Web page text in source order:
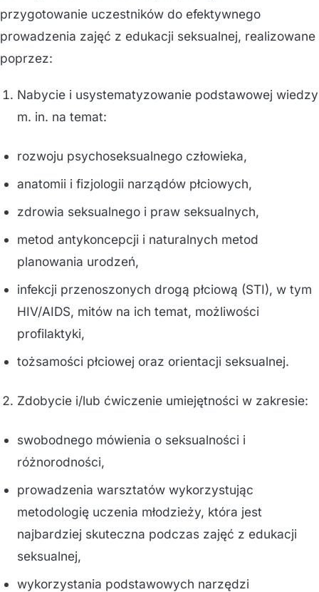
przygotowanie uczestników do efektywnego
prowadzenia zajęć z edukacji seksualnej, realizowane
poprzez:
Nabycie i usystematyzowanie podstawowej wiedzy
m. in. na temat:
rozwoju psychoseksualnego człowieka,
anatomii i fizjologii narządów płciowych,
zdrowia seksualnego i praw seksualnych,
metod antykoncepcji i naturalnych metod
planowania urodzeń,
infekcji przenoszonych drogą płciową (STI), w tym
HIV/AIDS, mitów na ich temat, możliwości
profilaktyki,
tożsamości płciowej oraz orientacji seksualnej.
Zdobycie i/lub ćwiczenie umiejętności w zakresie:
swobodnego mówienia o seksualności i
różnorodności,
prowadzenia warsztatów wykorzystując
metodologię uczenia młodzieży, która jest
najbardziej skuteczna podczas zajęć z edukacji
seksualnej,
wykorzystania podstawowych narzędzi